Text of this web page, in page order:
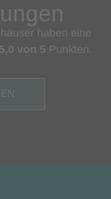
haben eine
5,0 von 5 Punkten.